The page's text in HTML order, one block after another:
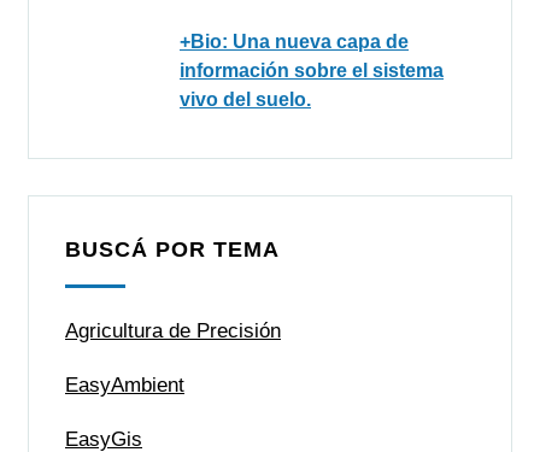
+Bio: Una nueva capa de
información sobre el sistema
vivo del suelo.
BUSCÁ POR TEMA
Agricultura de Precisión
EasyAmbient
EasyGis